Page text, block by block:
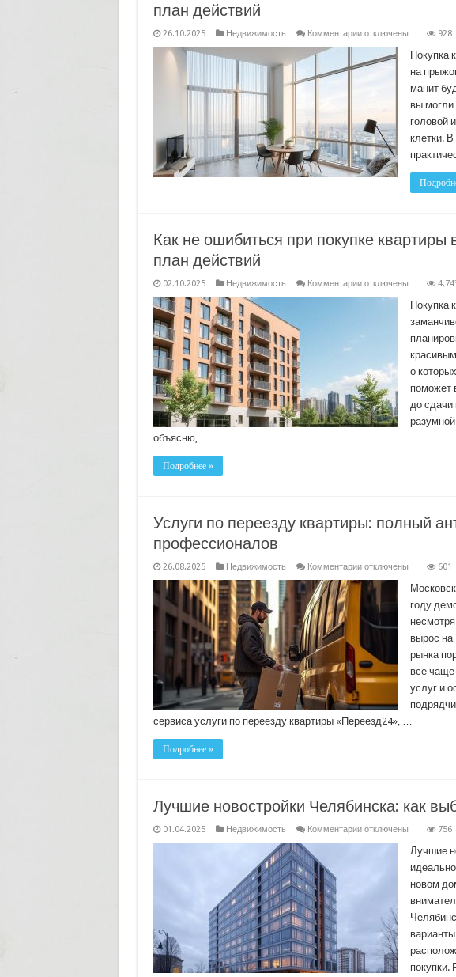
план действий
26.10.2025 Недвижимость Комментариик
не
промахнуться
новостройке:
простой
план
действий
отключены 928
Покупка
на
манит
вы
головой
клетки.
Как не ошибиться при покупке квартиры
план действий
02.10.2025 Недвижимость Комментариик
новостройке:
понятный
план
действий
отключены
Покупка
о
поможет
до сдачи
объясню, …
Подробнее »
Услуги по переезду квартиры: полный
профессионалов
26.08.2025 Недвижимость Комментариик
Услуги
по
переезду
квартиры:
полный
гид
от
профессионалов
отключены 601
году
вырос на
рынка
все чаще
услуг и
сервиса услуги по переезду квартиры «Переезд24», …
Подробнее »
Лучшие новостройки Челябинска: как
01.04.2025 Недвижимость Комментариикотключены 756
Лучшие
новом
покупки.